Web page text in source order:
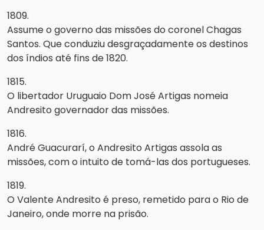
1809.
Assume o governo das missões do coronel Chagas
Santos. Que conduziu desgraçadamente os destinos
dos índios até fins de 1820.
1815.
O libertador Uruguaio Dom José Artigas nomeia
Andresito governador das missões.
1816.
André Guacurarí, o Andresito Artigas assola as
missões, com o intuito de tomá-las dos portugueses.
1819.
O Valente Andresito é preso, remetido para o Rio de
Janeiro, onde morre na prisão.